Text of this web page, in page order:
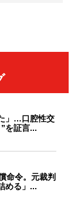
」…口腔性交
を証言...
命令。元裁判
める」...